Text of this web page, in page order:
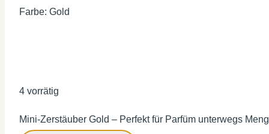
Farbe: Gold
4 vorrätig
Mini-Zerstäuber Gold – Perfekt für Parfüm unterwegs